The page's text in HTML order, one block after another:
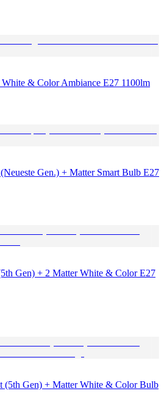
& Color Ambiance E27 1100lm
Gen.) + Matter Smart Bulb E27
Gen) + 2 Matter White & Color E27
(5th Gen) + Matter White & Color Bulb